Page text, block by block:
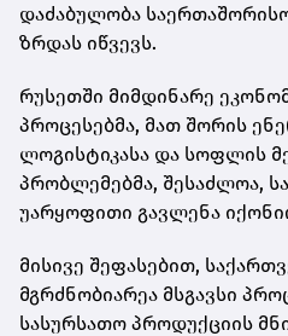
დაძაბულობა
ზრდას იწვევს.
რუსეთში მიმდინარე
პროცესებმა, მათ შორის
ლოგისტიკასა და სოფლის
პრობლემებმა, შესაძლოა,
უარყოფითი გავლენა
მისივე შეფასებით,
მგრძნობიარეა მსგავსი
სასურსათო პროდუქციის